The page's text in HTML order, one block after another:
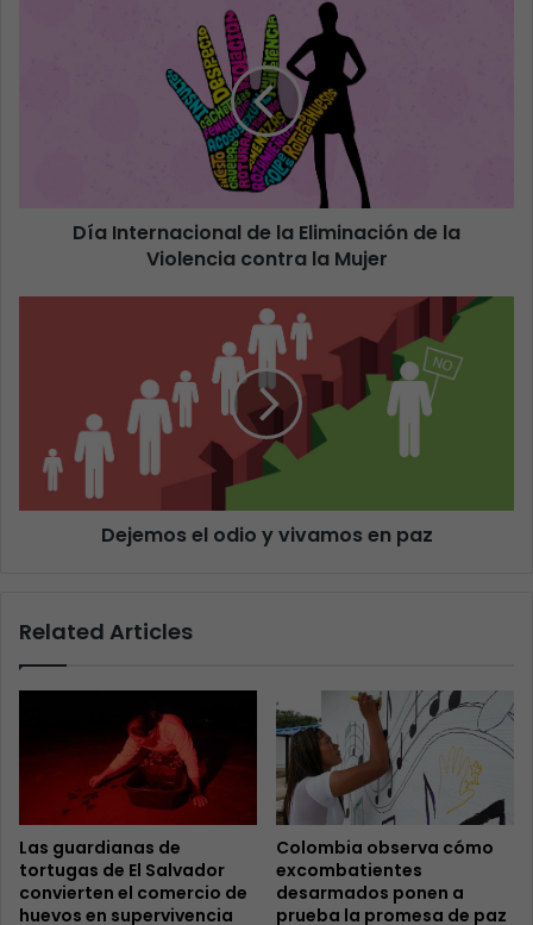
Día Internacional de la Eliminación de la
Violencia contra la Mujer
Dejemos el odio y vivamos en paz
Related Articles
Las guardianas de
tortugas de El Salvador
convierten el comercio de
huevos en supervivencia
Colombia observa cómo
excombatientes
desarmados ponen a
prueba la promesa de paz